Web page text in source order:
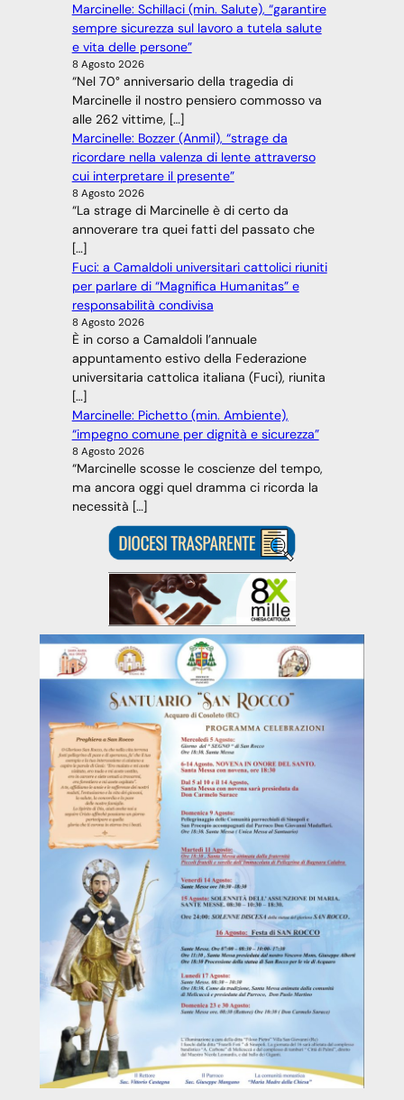
Marcinelle: Schillaci (min. Salute), “garantire
sempre sicurezza sul lavoro a tutela salute
e vita delle persone”
8 Agosto 2026
“Nel 70° anniversario della tragedia di
Marcinelle il nostro pensiero commosso va
alle 262 vittime, […]
Marcinelle: Bozzer (Anmil), “strage da
ricordare nella valenza di lente attraverso
cui interpretare il presente”
8 Agosto 2026
“La strage di Marcinelle è di certo da
annoverare tra quei fatti del passato che
[…]
Fuci: a Camaldoli universitari cattolici riuniti
per parlare di “Magnifica Humanitas” e
responsabilità condivisa
8 Agosto 2026
È in corso a Camaldoli l’annuale
appuntamento estivo della Federazione
universitaria cattolica italiana (Fuci), riunita
[…]
Marcinelle: Pichetto (min. Ambiente),
“impegno comune per dignità e sicurezza”
8 Agosto 2026
“Marcinelle scosse le coscienze del tempo,
ma ancora oggi quel dramma ci ricorda la
necessità […]